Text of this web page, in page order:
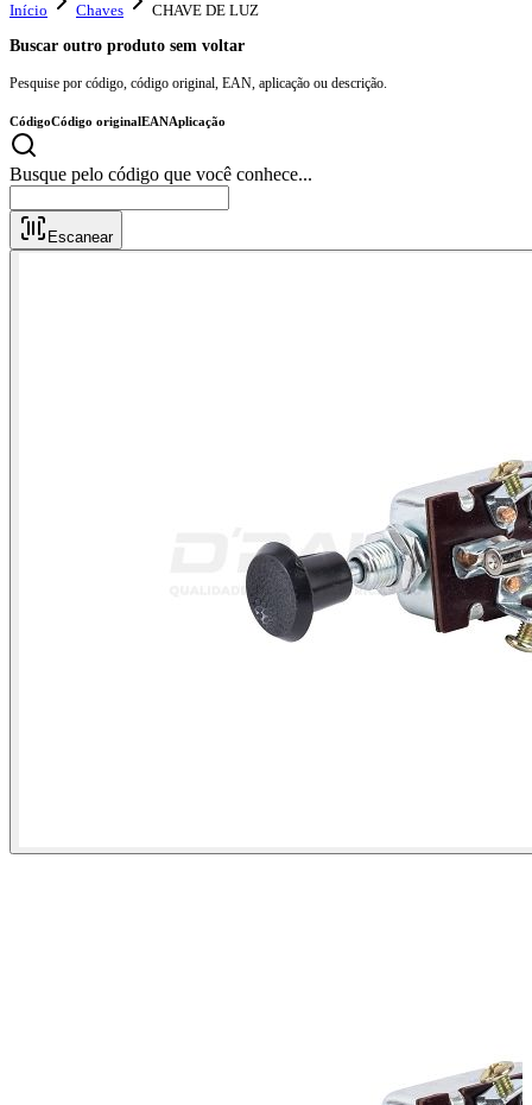
Início Chaves
CHAVE DE LUZ
Buscar outro produto sem voltar
Pesquise por código, código original, EAN, aplicação ou descrição.
CódigoCódigo originalEANAplicação
Busque pelo código que você conhece...
Escanear